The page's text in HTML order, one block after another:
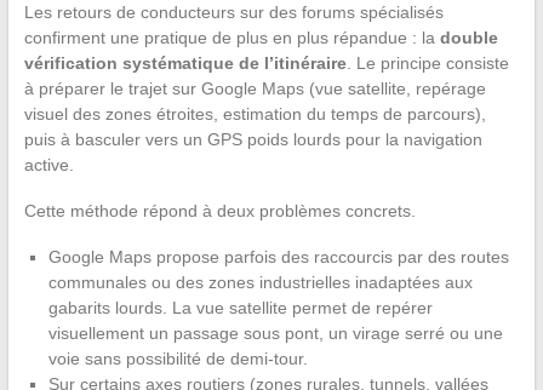
Les retours de conducteurs sur des forums spécialisés
confirment une pratique de plus en plus répandue : la double
vérification systématique de l’itinéraire. Le principe consiste
à préparer le trajet sur Google Maps (vue satellite, repérage
visuel des zones étroites, estimation du temps de parcours),
puis à basculer vers un GPS poids lourds pour la navigation
active.
Cette méthode répond à deux problèmes concrets.
Google Maps propose parfois des raccourcis par des routes
communales ou des zones industrielles inadaptées aux
gabarits lourds. La vue satellite permet de repérer
visuellement un passage sous pont, un virage serré ou une
voie sans possibilité de demi-tour.
Sur certains axes routiers (zones rurales, tunnels, vallées